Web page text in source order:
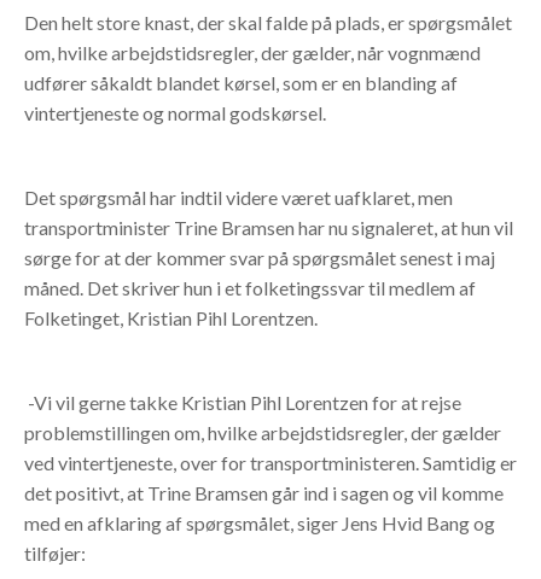
Den helt store knast, der skal falde på plads, er spørgsmålet
om, hvilke arbejdstidsregler, der gælder, når vognmænd
udfører såkaldt blandet kørsel, som er en blanding af
vintertjeneste og normal godskørsel.
Det spørgsmål har indtil videre været uafklaret, men
transportminister Trine Bramsen har nu signaleret, at hun vil
sørge for at der kommer svar på spørgsmålet senest i maj
måned. Det skriver hun i et folketingssvar til medlem af
Folketinget, Kristian Pihl Lorentzen.
-Vi vil gerne takke Kristian Pihl Lorentzen for at rejse
problemstillingen om, hvilke arbejdstidsregler, der gælder
ved vintertjeneste, over for transportministeren. Samtidig er
det positivt, at Trine Bramsen går ind i sagen og vil komme
med en afklaring af spørgsmålet, siger Jens Hvid Bang og
tilføjer: